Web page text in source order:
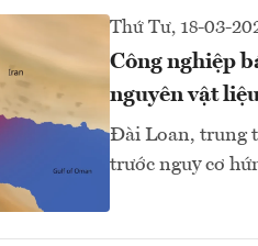
Thứ Tư, 18-03-
Công nghiệp
nguyên vật
Đài Loan, trung
trước nguy cơ